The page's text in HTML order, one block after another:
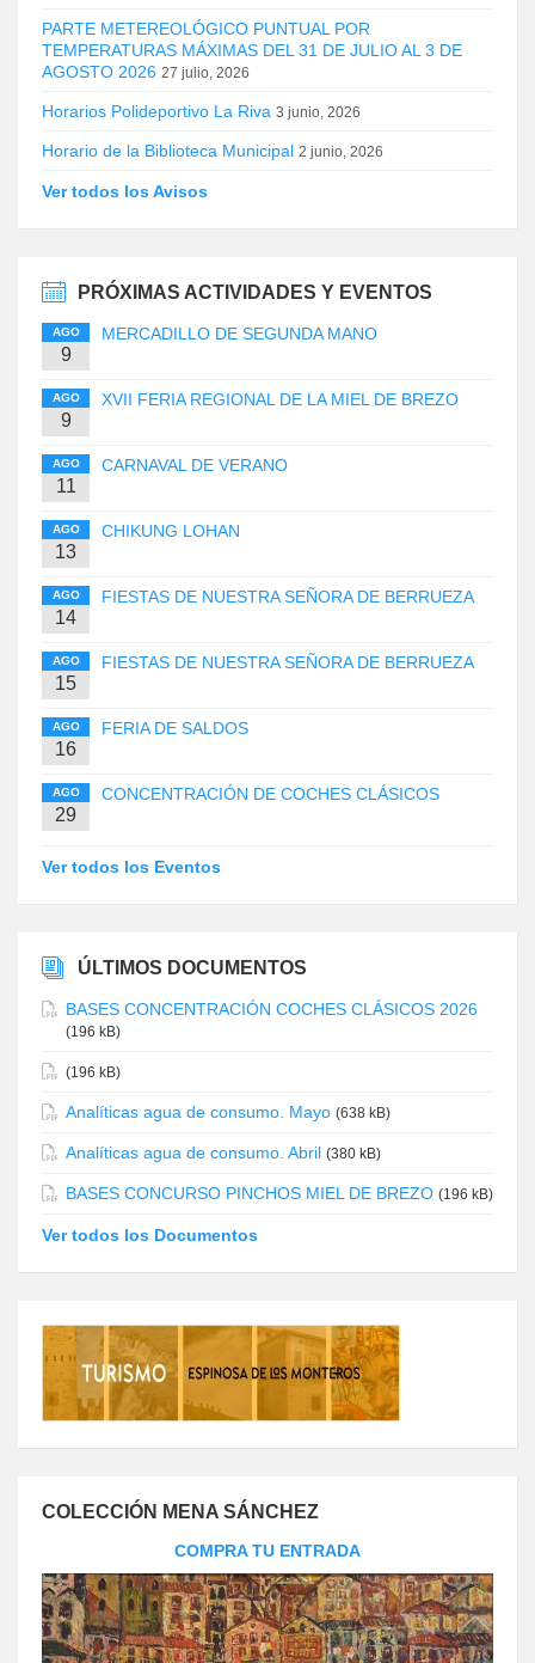
PARTE METEREOLÓGICO PUNTUAL POR
TEMPERATURAS MÁXIMAS DEL 31 DE JULIO AL 3 DE
AGOSTO 2026 27 julio, 2026
Horarios Polideportivo La Riva 3 junio, 2026
Horario de la Biblioteca Municipal 2 junio, 2026
Ver todos los Avisos
PRÓXIMAS ACTIVIDADES Y EVENTOS
AGO
9
MERCADILLO DE SEGUNDA MANO
AGO
9
XVII FERIA REGIONAL DE LA MIEL DE BREZO
AGO
11
CARNAVAL DE VERANO
AGO
13
CHIKUNG LOHAN
AGO
14
FIESTAS DE NUESTRA SEÑORA DE BERRUEZA
AGO
15
FIESTAS DE NUESTRA SEÑORA DE BERRUEZA
AGO
16
FERIA DE SALDOS
AGO
29
CONCENTRACIÓN DE COCHES CLÁSICOS
Ver todos los Eventos
ÚLTIMOS DOCUMENTOS
BASES CONCENTRACIÓN COCHES CLÁSICOS 2026
(196 kB)
(196 kB)
Analíticas agua de consumo. Mayo (638 kB)
Analíticas agua de consumo. Abril (380 kB)
BASES CONCURSO PINCHOS MIEL DE BREZO (196 kB)
Ver todos los Documentos
COLECCIÓN MENA SÁNCHEZ
COMPRA TU ENTRADA